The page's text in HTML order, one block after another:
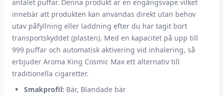
antalet puffar. Denna produkt är en engångsvape vilket
innebär att produkten kan användas direkt utan behov
utav påfyllning eller laddning efter du har tagit bort
transportskyddet (plasten). Med en kapacitet på upp till
999 puffar och automatisk aktivering vid inhalering, så
erbjuder Aroma King Cosmic Max ett alternativ till
traditionella cigaretter.
Smakprofil: Bär, Blandade bär